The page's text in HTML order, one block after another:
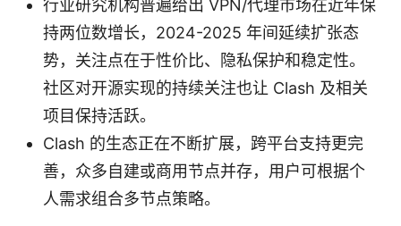
行业研究机构普遍给出 VPN/代理市场在近年保
持两位数增长，2024-2025 年间延续扩张态
势，关注点在于性价比、隐私保护和稳定性。
社区对开源实现的持续关注也让 Clash 及相关
项目保持活跃。
Clash 的生态正在不断扩展，跨平台支持更完
善，众多自建或商用节点并存，用户可根据个
人需求组合多节点策略。